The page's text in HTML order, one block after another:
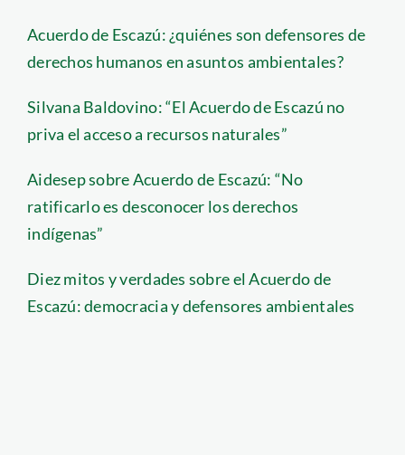
Acuerdo de Escazú: ¿quiénes son defensores de
derechos humanos en asuntos ambientales?
Silvana Baldovino: “El Acuerdo de Escazú no
priva el acceso a recursos naturales”
Aidesep sobre Acuerdo de Escazú: “No
ratificarlo es desconocer los derechos
indígenas”
Diez mitos y verdades sobre el Acuerdo de
Escazú: democracia y defensores ambientales